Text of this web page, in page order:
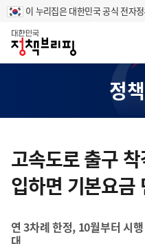
이 누리집은 대한민국 공식 전자
홈
정
텐
츠
영
고속도로 출구
입하면 기본요금
연 3차례 한정, 10월부터 시
대